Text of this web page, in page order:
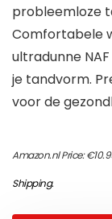
probleemloze
Comfortabele
ultradunne
je tandvorm.
voor de
Amazon.nl Price:€
Shipping.